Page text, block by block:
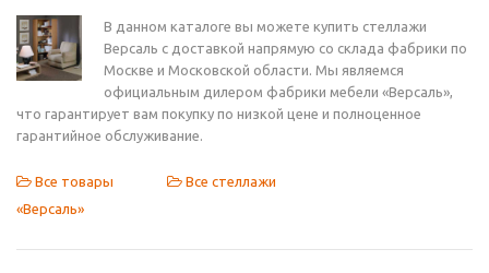
В данном каталоге вы можете купить стеллажи
Версаль с доставкой напрямую со склада фабрики по
Москве и Московской области. Мы являемся
официальным дилером фабрики мебели «Версаль»,
что гарантирует вам покупку по низкой цене и полноценное
гарантийное обслуживание.
Все товары
«Версаль»
Все стеллажи